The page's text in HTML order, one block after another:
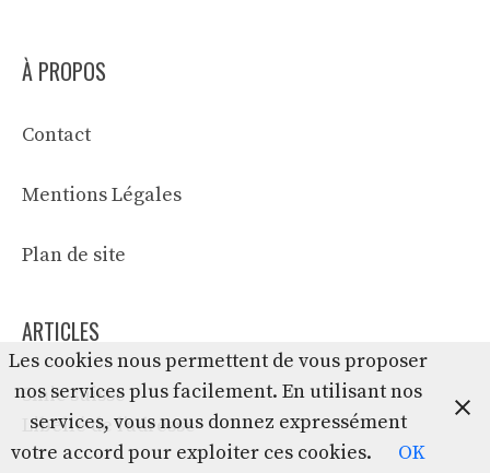
À PROPOS
Contact
Mentions Légales
Plan de site
ARTICLES
Smic suisse
Libellé de l’adresse
Les cookies nous permettent de vous proposer
nos services plus facilement. En utilisant nos
services, vous nous donnez expressément
votre accord pour exploiter ces cookies.
OK